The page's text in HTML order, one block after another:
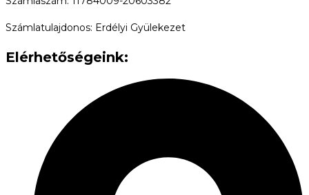
Számlatulajdonos: Erdélyi Gyülekezet
Elérhetőségeink: